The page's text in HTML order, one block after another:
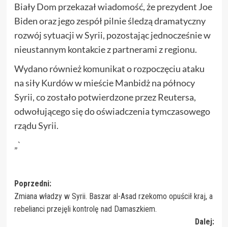
Biały Dom przekazał wiadomość, że prezydent Joe
Biden oraz jego zespół pilnie śledzą dramatyczny
rozwój sytuacji w Syrii, pozostając jednocześnie w
nieustannym kontakcie z partnerami z regionu.
Wydano również komunikat o rozpoczęciu ataku
na siły Kurdów w mieście Manbidż na północy
Syrii, co zostało potwierdzone przez Reutersa,
odwołującego się do oświadczenia tymczasowego
rządu Syrii.
„`
Zobacz
wpisy
Poprzedni:
Zmiana władzy w Syrii. Baszar al-Asad rzekomo opuścił kraj, a
rebelianci przejęli kontrolę nad Damaszkiem.
Dalej: